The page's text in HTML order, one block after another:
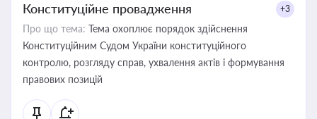
Конституційне провадження +3
Про що тема: Тема охоплює порядок здійснення
Конституційним Судом України конституційного
контролю, розгляду справ, ухвалення актів і формування
правових позицій